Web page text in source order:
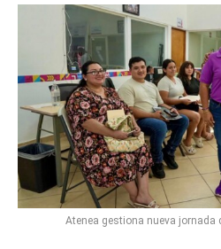
Atenea gestiona nueva jornada